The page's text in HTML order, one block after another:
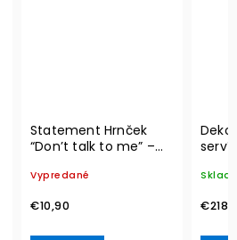
Statement Hrnček
“Don’t talk to me” –
Vypredané
€10,90